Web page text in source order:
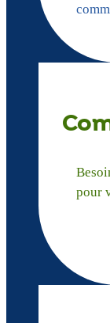
pour